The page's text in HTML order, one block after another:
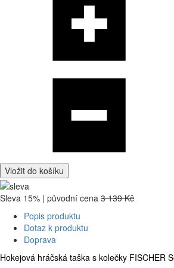
Vložit do košíku
Sleva 15% | původní cena 3 139 Kč
Popis produktu
Dotaz k produktu
Doprava
Hokejová hráčská taška s kolečky FISCHER